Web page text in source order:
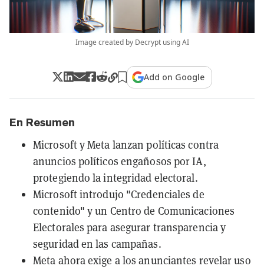
Image created by Decrypt using AI
Add on Google
En Resumen
Microsoft y Meta lanzan políticas contra
anuncios políticos engañosos por IA,
protegiendo la integridad electoral.
Microsoft introdujo "Credenciales de
contenido" y un Centro de Comunicaciones
Electorales para asegurar transparencia y
seguridad en las campañas.
Meta ahora exige a los anunciantes revelar uso